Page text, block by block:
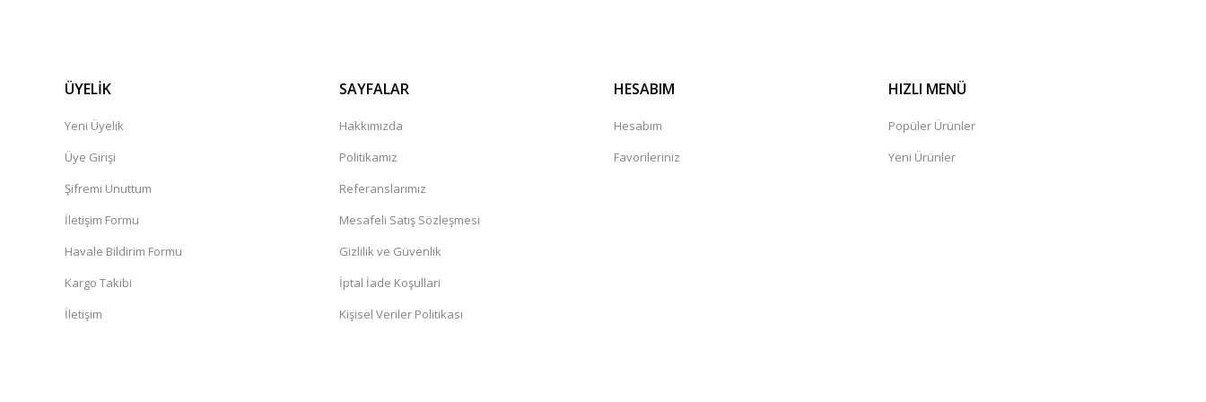
ÜYELİK
Yeni Üyelik
Üye Girişi
Şifremi Unuttum
İletişim Formu
Havale Bildirim Formu
Kargo Takibi
İletişim
SAYFALAR
Hakkımızda
Politikamız
Referanslarımız
Mesafeli Satış Sözleşmesi
Gizlilik ve Güvenlik
İptal İade Koşullari
Kişisel Veriler Politikası
HESABIM
Hesabım
Favorileriniz
HIZLI MENÜ
Popüler Ürünler
Yeni Ürünler